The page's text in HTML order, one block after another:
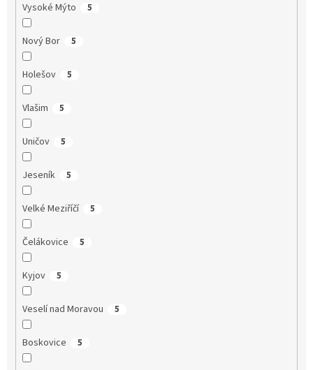
Vysoké Mýto 5
Nový Bor 5
Holešov 5
Vlašim 5
Uničov 5
Jeseník 5
Velké Meziříčí 5
Čelákovice 5
Kyjov 5
Veselí nad Moravou 5
Boskovice 5